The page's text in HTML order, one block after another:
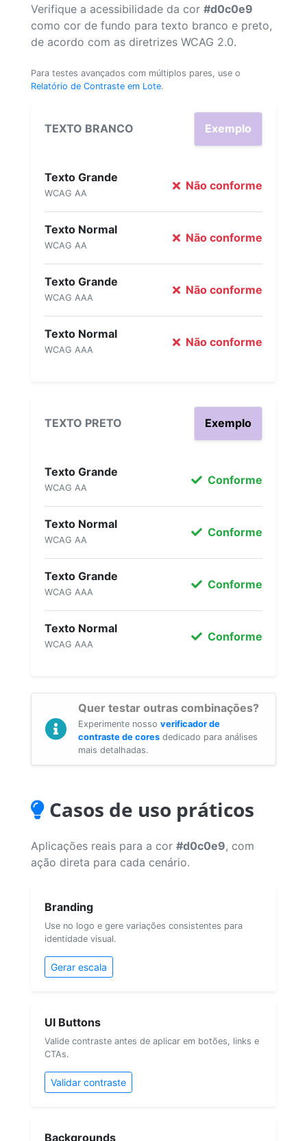
Verifique a acessibilidade da cor #d0c0e9
como cor de fundo para texto branco e preto,
de acordo com as diretrizes WCAG 2.0.
Para testes avançados com múltiplos pares, use o
Relatório de Contraste em Lote.
TEXTO BRANCO Exemplo
Texto Grande
WCAG AA
Não conforme
Texto Normal
WCAG AA
Não conforme
Texto Grande
WCAG AAA
Não conforme
Texto Normal
WCAG AAA
Não conforme
TEXTO PRETO Exemplo
Texto Grande
WCAG AA
Conforme
Texto Normal
WCAG AA
Conforme
Texto Grande
WCAG AAA
Conforme
Texto Normal
WCAG AAA
Conforme
Quer testar outras combinações?
Experimente nosso verificador de
contraste de cores dedicado para análises
mais detalhadas.
Casos de uso práticos
Aplicações reais para a cor #d0c0e9, com
ação direta para cada cenário.
Branding
Use no logo e gere variações consistentes para
identidade visual.
Gerar escala
UI Buttons
Valide contraste antes de aplicar em botões, links e
CTAs.
Validar contraste
Backgrounds